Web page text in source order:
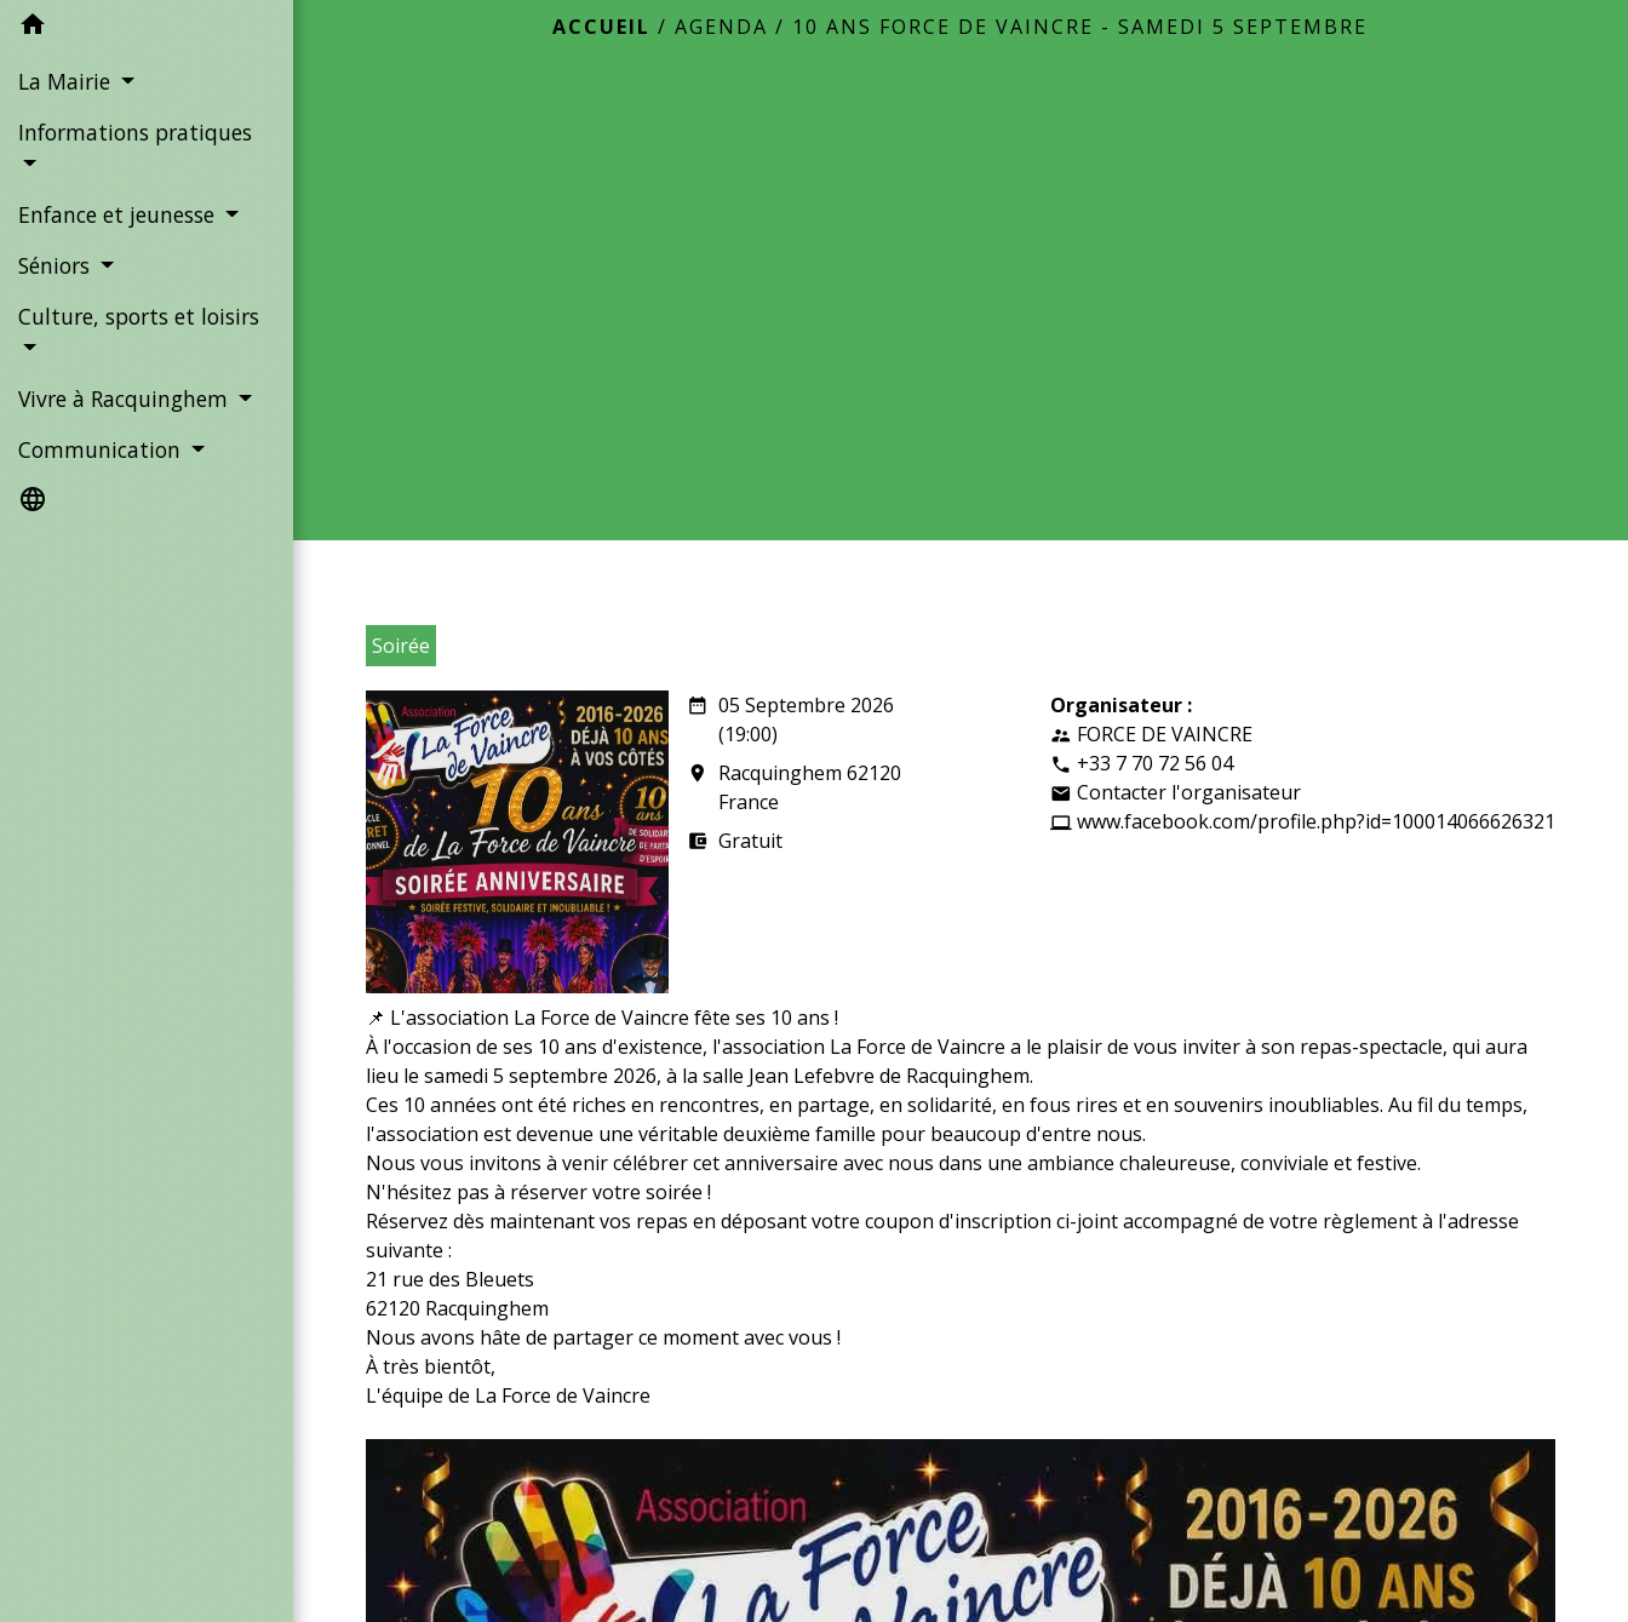
home
La Mairie
Informations pratiques
Enfance et jeunesse
Séniors
Culture, sports et loisirs
Vivre à Racquinghem
Communication
language
ACCUEIL /AGENDA / 10 ANS FORCE DE VAINCRE - SAMEDI 5 SEPTEMBRE
Soirée
date_range 05 Septembre 2026
(19:00)
room
Racquinghem 62120
France
account_balance_wallet Gratuit
Organisateur :
supervisor_account FORCE DE VAINCRE
phone +33 7 70 72 56 04
email Contacter l'organisateur
computer www.facebook.com/profile.php?id=100014066626321
📌 L'association La Force de Vaincre fête ses 10 ans !
À l'occasion de ses 10 ans d'existence, l'association La Force de Vaincre a le plaisir de vous inviter à son repas-spectacle, qui aura
lieu le samedi 5 septembre 2026, à la salle Jean Lefebvre de Racquinghem.
Ces 10 années ont été riches en rencontres, en partage, en solidarité, en fous rires et en souvenirs inoubliables. Au fil du temps,
l'association est devenue une véritable deuxième famille pour beaucoup d'entre nous.
Nous vous invitons à venir célébrer cet anniversaire avec nous dans une ambiance chaleureuse, conviviale et festive.
N'hésitez pas à réserver votre soirée !
Réservez dès maintenant vos repas en déposant votre coupon d'inscription ci-joint accompagné de votre règlement à l'adresse
suivante :
21 rue des Bleuets
62120 Racquinghem
Nous avons hâte de partager ce moment avec vous !
À très bientôt,
L'équipe de La Force de Vaincre